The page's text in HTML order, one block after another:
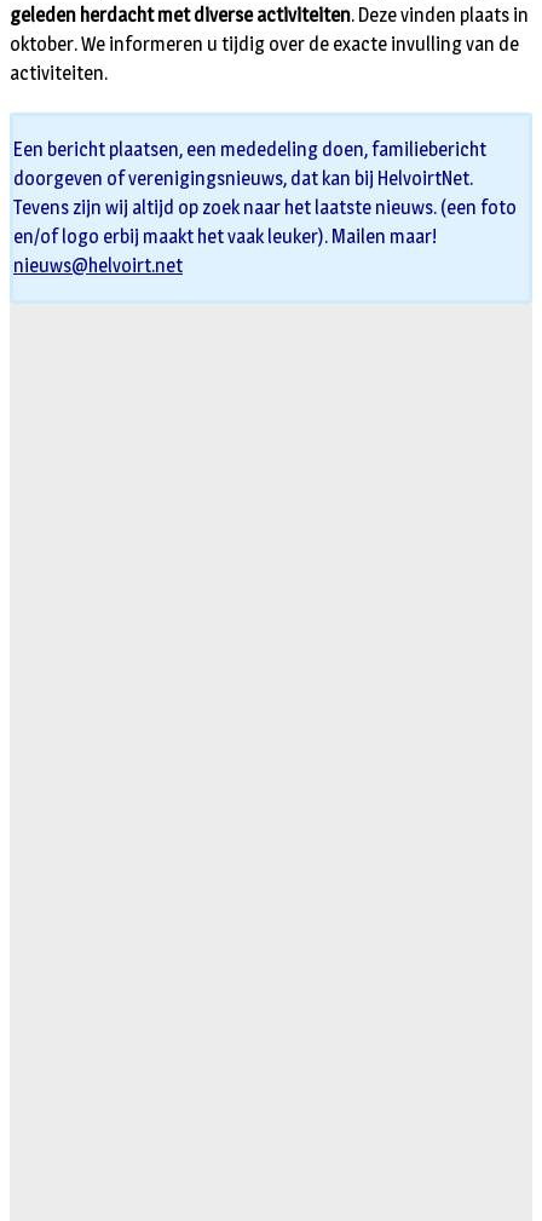
geleden herdacht met diverse activiteiten. Deze vinden plaats in
oktober. We informeren u tijdig over de exacte invulling van de
activiteiten.
Een bericht plaatsen, een mededeling doen, familiebericht
doorgeven of verenigingsnieuws, dat kan bij HelvoirtNet.
Tevens zijn wij altijd op zoek naar het laatste nieuws. (een foto
en/of logo erbij maakt het vaak leuker). Mailen maar!
nieuws@helvoirt.net